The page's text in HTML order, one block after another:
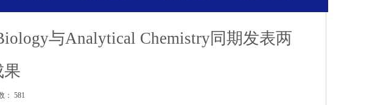
与Analytical Chemistry同期发表两
果
： 581